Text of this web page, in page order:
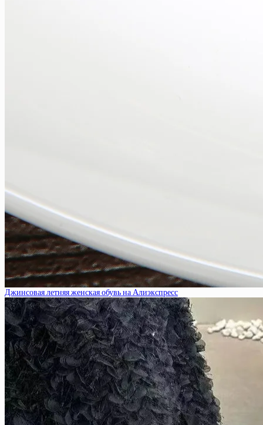
Джинсовая летняя женская обувь на Алиэкспресс